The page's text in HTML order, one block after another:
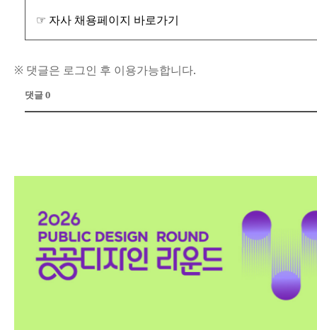
☞ 자사 채용페이지 바로가기
※ 댓글은 로그인 후 이용가능합니다.
댓글 0